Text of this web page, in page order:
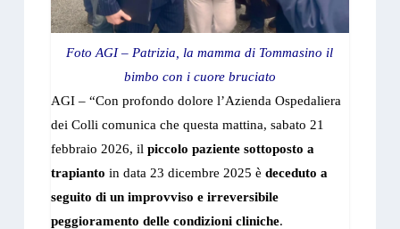
Foto AGI – Patrizia, la mamma di Tommasino il
bimbo con i cuore bruciato
AGI – “Con profondo dolore l’Azienda Ospedaliera
dei Colli comunica che questa mattina, sabato 21
febbraio 2026, ilpiccolo paziente sottoposto a
trapianto in data 23 dicembre 2025 èdeceduto a
seguito di un improvviso e irreversibile
peggioramento delle condizioni cliniche.